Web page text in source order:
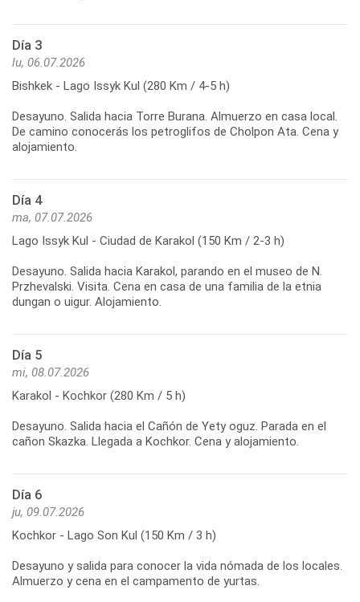
Día 3
lu, 06.07.2026
Bishkek - Lago Issyk Kul (280 Km / 4-5 h)
Desayuno. Salida hacia Torre Burana. Almuerzo en casa local.
De camino conocerás los petroglifos de Cholpon Ata. Cena y
alojamiento.
Día 4
ma, 07.07.2026
Lago Issyk Kul - Ciudad de Karakol (150 Km / 2-3 h)
Desayuno. Salida hacia Karakol, parando en el museo de N.
Przhevalski. Visita. Cena en casa de una familia de la etnia
dungan o uigur. Alojamiento.
Día 5
mi, 08.07.2026
Karakol - Kochkor (280 Km / 5 h)
Desayuno. Salida hacia el Cañón de Yety oguz. Parada en el
cañon Skazka. Llegada a Kochkor. Cena y alojamiento.
Día 6
ju, 09.07.2026
Kochkor - Lago Son Kul (150 Km / 3 h)
Desayuno y salida para conocer la vida nómada de los locales.
Almuerzo y cena en el campamento de yurtas.